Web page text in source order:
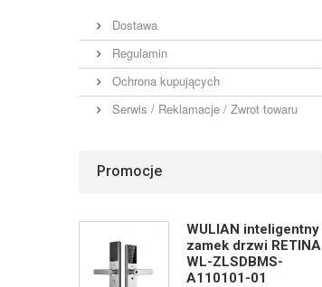
Dostawa
Regulamin
Ochrona kupujących
Serwis / Reklamacje / Zwrot towaru
Promocje
WULIAN inteligentny
zamek drzwi RETINA
WL-ZLSDBMS-
A110101-01